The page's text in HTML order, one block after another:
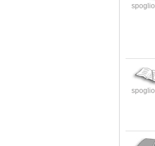
spoglio
spoglio